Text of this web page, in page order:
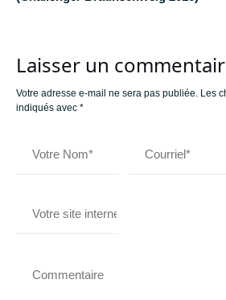
Laisser un
Votre adresse e-mail ne sera pas publiée. Les
indiqués avec *